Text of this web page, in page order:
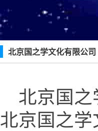
北京国之学文化有限公司
北京国之
北京国之学